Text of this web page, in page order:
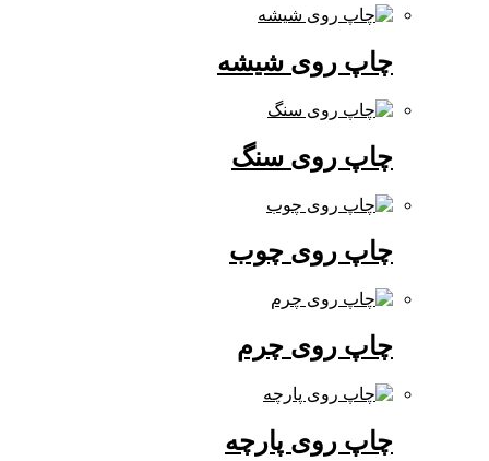
چاپ روی شیشه
چاپ روی سنگ
چاپ روی چوب
چاپ روی چرم
چاپ روی پارچه